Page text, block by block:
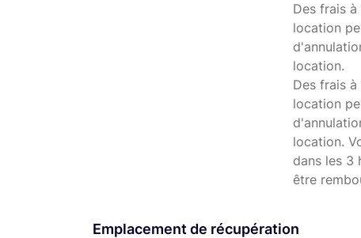
Des frais
location
location.
Des frais
location
location.
dans les 3
être
Emplacement de récupération